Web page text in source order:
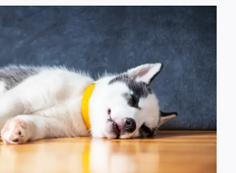
OSJETITI
EMOCIJE
VLASNIKA?